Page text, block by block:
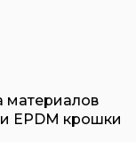
материалов
EPDM крошки